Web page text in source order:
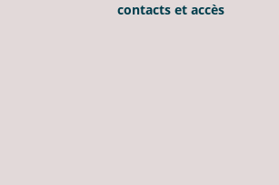
contacts et accès